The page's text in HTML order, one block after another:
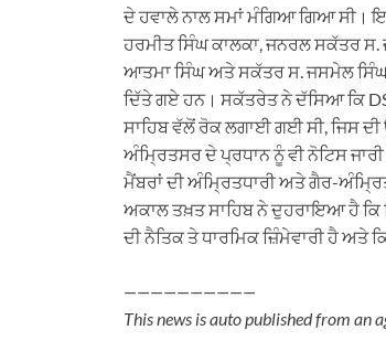
ਦੇ ਹਵਾਲੇ ਨਾਲ ਸਮਾਂ ਮੰਗਿਆ ਗਿਆ ਸੀ।
ਹਰਮੀਤ ਸਿੰਘ ਕਾਲਕਾ, ਜਨਰਲ ਸਕੱਤਰ ਸ.
ਆਤਮਾ ਸਿੰਘ ਅਤੇ ਸਕੱਤਰ ਸ. ਜਸਮੇਲ ਸਿੰਘ
ਦਿੱਤੇ ਗਏ ਹਨ। ਸਕੱਤਰੇਤ ਨੇ ਦੱਸਿਆ ਕਿ
ਸਾਹਿਬ ਵੱਲੋਂ ਰੋਕ ਲਗਾਈ ਗਈ ਸੀ, ਜਿਸ
ਅੰਮ੍ਰਿਤਸਰ ਦੇ ਪ੍ਰਧਾਨ ਨੂੰ ਵੀ ਨੋਟਿਸ
ਮੈਂਬਰਾਂ ਦੀ ਅੰਮ੍ਰਿਤਧਾਰੀ ਅਤੇ ਗੈਰ-
ਅਕਾਲ ਤਖ਼ਤ ਸਾਹਿਬ ਨੇ ਦੁਹਰਾਇਆ ਹੈ ਕਿ
ਦੀ ਨੈਤਿਕ ਤੇ ਧਾਰਮਿਕ ਜ਼ਿੰਮੇਵਾਰੀ ਹੈ ਅਤੇ
——————————
This news is auto published from an